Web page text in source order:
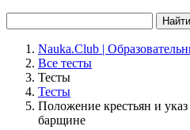
Найти
Nauka.Club |
Все тесты
Тесты
Тесты
Положение крестьян и
барщине